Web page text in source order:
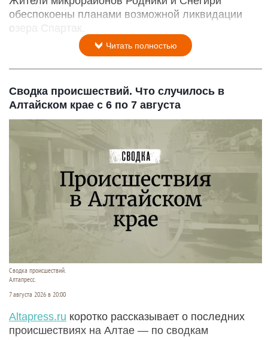
обеспокоены планами возможной ликвидации
озера Спартак.
Читать полностью
Сводка происшествий. Что случилось в
Алтайском крае с 6 по 7 августа
Сводка происшествий.
Алтапресс.
7 августа 2026 в 20:00
Аltapress.ru коротко рассказывает о последних
происшествиях на Алтае — по сводкам